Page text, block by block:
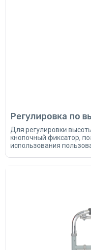
Регулировка по
Для регулировки
кнопочный фиксатор,
использования